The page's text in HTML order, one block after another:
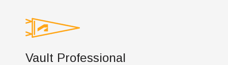
Vault Professional